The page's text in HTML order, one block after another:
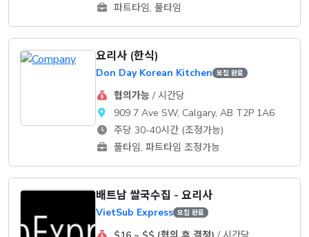
파트타임, 풀타임
요리사 (한식)
Don Day Korean Kitchen 모집 완료
협의가능 / 시간당
909 7 Ave SW, Calgary, AB T2P 1A6
주당 30-40시간 (조정가능)
풀타임, 파트타임 조정가능
배트남 쌀국수집 - 요리사
VietSub Express 모집 완료